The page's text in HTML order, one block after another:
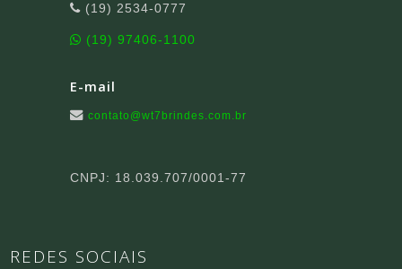
(19) 2534-0777
(19) 97406-1100
E-mail
contato@wt7brindes.com.br
CNPJ: 18.039.707/0001-77
REDES SOCIAIS